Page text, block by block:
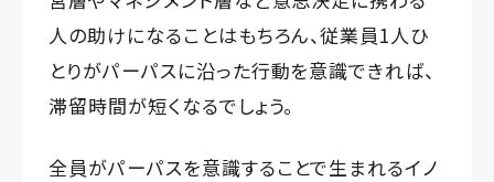
人の助けになることはもちろん、従業員1人ひ
とりがパーパスに沿った行動を意識できれば、
滞留時間が短くなるでしょう。
全員がパーパスを意識することで生まれるイノ